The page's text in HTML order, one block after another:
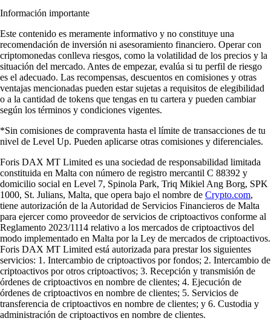
Información importante
Este contenido es meramente informativo y no constituye una
recomendación de inversión ni asesoramiento financiero. Operar con
criptomonedas conlleva riesgos, como la volatilidad de los precios y la
situación del mercado. Antes de empezar, evalúa si tu perfil de riesgo
es el adecuado. Las recompensas, descuentos en comisiones y otras
ventajas mencionadas pueden estar sujetas a requisitos de elegibilidad
o a la cantidad de tokens que tengas en tu cartera y pueden cambiar
según los términos y condiciones vigentes.
*Sin comisiones de compraventa hasta el límite de transacciones de tu
nivel de Level Up. Pueden aplicarse otras comisiones y diferenciales.
Foris DAX MT Limited es una sociedad de responsabilidad limitada
constituida en Malta con número de registro mercantil C 88392 y
domicilio social en Level 7, Spinola Park, Triq Mikiel Ang Borg, SPK
1000, St. Julians, Malta, que opera bajo el nombre de Crypto.com,
tiene autorización de la Autoridad de Servicios Financieros de Malta
para ejercer como proveedor de servicios de criptoactivos conforme al
Reglamento 2023/1114 relativo a los mercados de criptoactivos del
modo implementado en Malta por la Ley de mercados de criptoactivos.
Foris DAX MT Limited está autorizada para prestar los siguientes
servicios: 1. Intercambio de criptoactivos por fondos; 2. Intercambio de
criptoactivos por otros criptoactivos; 3. Recepción y transmisión de
órdenes de criptoactivos en nombre de clientes; 4. Ejecución de
órdenes de criptoactivos en nombre de clientes; 5. Servicios de
transferencia de criptoactivos en nombre de clientes; y 6. Custodia y
administración de criptoactivos en nombre de clientes.